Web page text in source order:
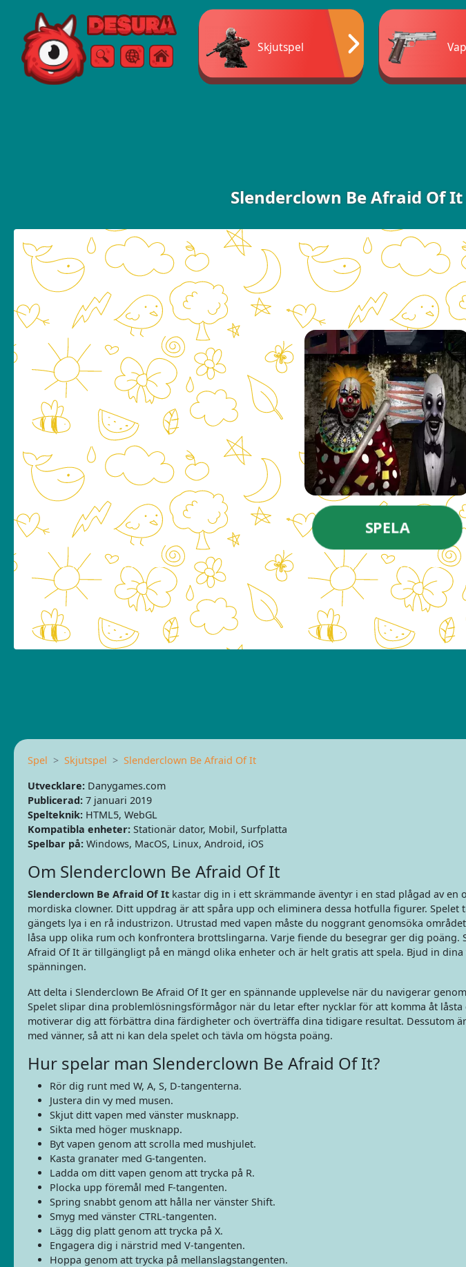
Free Online Games
Sök Meny
Skjutspel
Slenderclown Be Afraid Of It
SPELA
Spel Skjutspel
Slenderclown Be Afraid Of It
Utvecklare: Danygames.com
Publicerad: 7 januari 2019
Spelteknik: HTML5, WebGL
Kompatibla enheter: Stationär dator, Mobil, Surfplatta
Spelbar på: Windows, MacOS, Linux, Android, iOS
Om Slenderclown Be Afraid Of It
Slenderclown Be Afraid Of It kastar dig in i ett skrämmande äventyr i en stad plågad av en
mordiska clowner. Ditt uppdrag är att spåra upp och eliminera dessa hotfulla figurer.
gängets lya i en rå industrizon. Utrustad med vapen måste du noggrant genomsöka
låsa upp olika rum och konfrontera brottslingarna. Varje fiende du besegrar ger dig poäng.
Afraid Of It är tillgängligt på en mängd olika enheter och är helt gratis att spela. Bjud in
spänningen.
Att delta i Slenderclown Be Afraid Of It ger en spännande upplevelse när du navigerar
Spelet slipar dina problemlösningsförmågor när du letar efter nycklar för att komma åt
motiverar dig att förbättra dina färdigheter och överträffa dina tidigare resultat. Dessutom
med vänner, så att ni kan dela spelet och tävla om högsta poäng.
Hur spelar man Slenderclown Be Afraid Of It?
Rör dig runt med W, A, S, D-tangenterna.
Justera din vy med musen.
Skjut ditt vapen med vänster musknapp.
Sikta med höger musknapp.
Byt vapen genom att scrolla med mushjulet.
Kasta granater med G-tangenten.
Ladda om ditt vapen genom att trycka på R.
Plocka upp föremål med F-tangenten.
Spring snabbt genom att hålla ner vänster Shift.
Smyg med vänster CTRL-tangenten.
Lägg dig platt genom att trycka på X.
Engagera dig i närstrid med V-tangenten.
Hoppa genom att trycka på mellanslagstangenten.